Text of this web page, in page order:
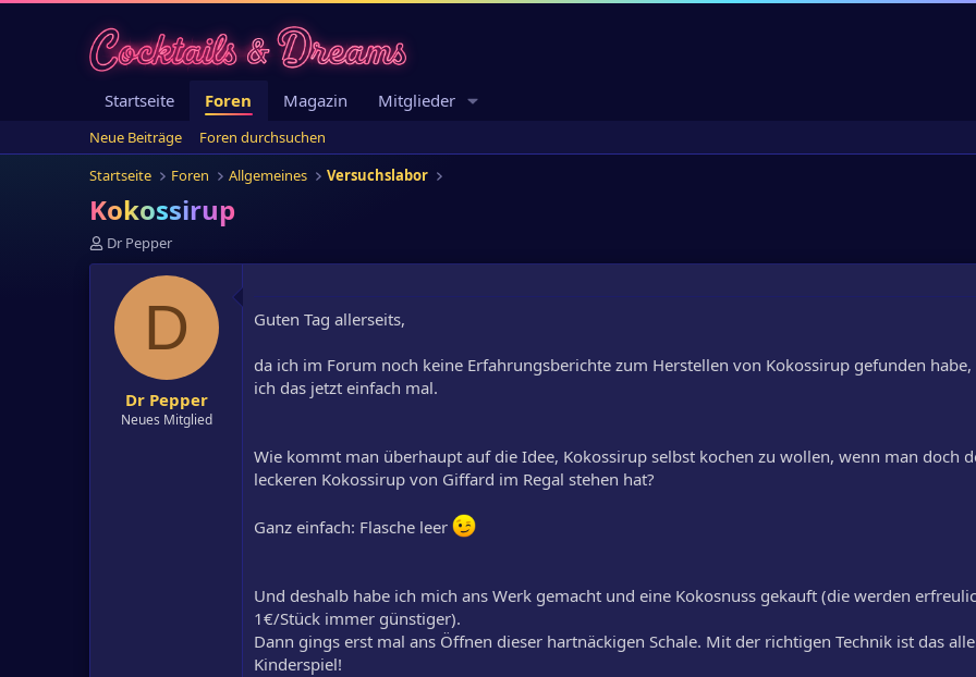
Startseite Foren Magazin Mitglieder
Neue Beiträge
Foren durchsuchen
Startseite
Foren Allgemeines Versuchslabor
Kokossirup
E
r
Dr Pepper
D
Dr Pepper
Neues Mitglied
Guten Tag allerseits,
da ich im Forum noch keine Erfahrungsberichte zum Herstellen von Kokossirup gefunden
ich das jetzt einfach mal.
Wie kommt man überhaupt auf die Idee, Kokossirup selbst kochen zu wollen, wenn man doch
leckeren Kokossirup von Giffard im Regal stehen hat?
Ganz einfach: Flasche leer
Und deshalb habe ich mich ans Werk gemacht und eine Kokosnuss gekauft (die werden
1€/Stück immer günstiger).
Dann gings erst mal ans Öffnen dieser hartnäckigen Schale. Mit der richtigen Technik ist das
Kinderspiel!